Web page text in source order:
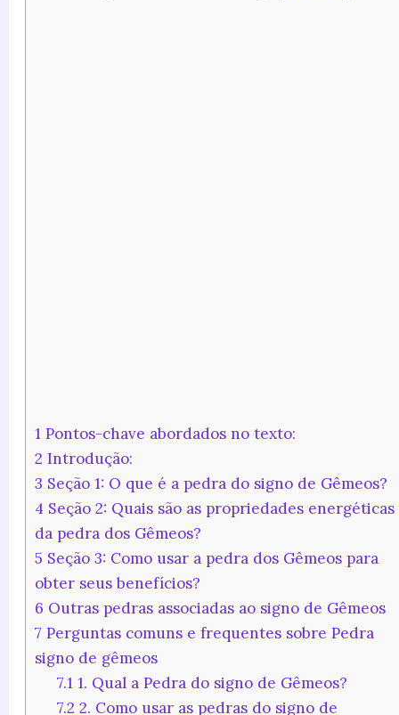
1Pontos-chave abordados no texto:
2 Introdução:
3 Seção 1: O que é a pedra do signo de Gêmeos?
4 Seção 2: Quais são as propriedades energéticas
da pedra dos Gêmeos?
5 Seção 3: Como usar a pedra dos Gêmeos para
obter seus benefícios?
6 Outras pedras associadas ao signo de Gêmeos
7 Perguntas comuns e frequentes sobre Pedra
signo de gêmeos
7.1 1. Qual a Pedra do signo de Gêmeos?
7.2 2. Como usar as pedras do signo de